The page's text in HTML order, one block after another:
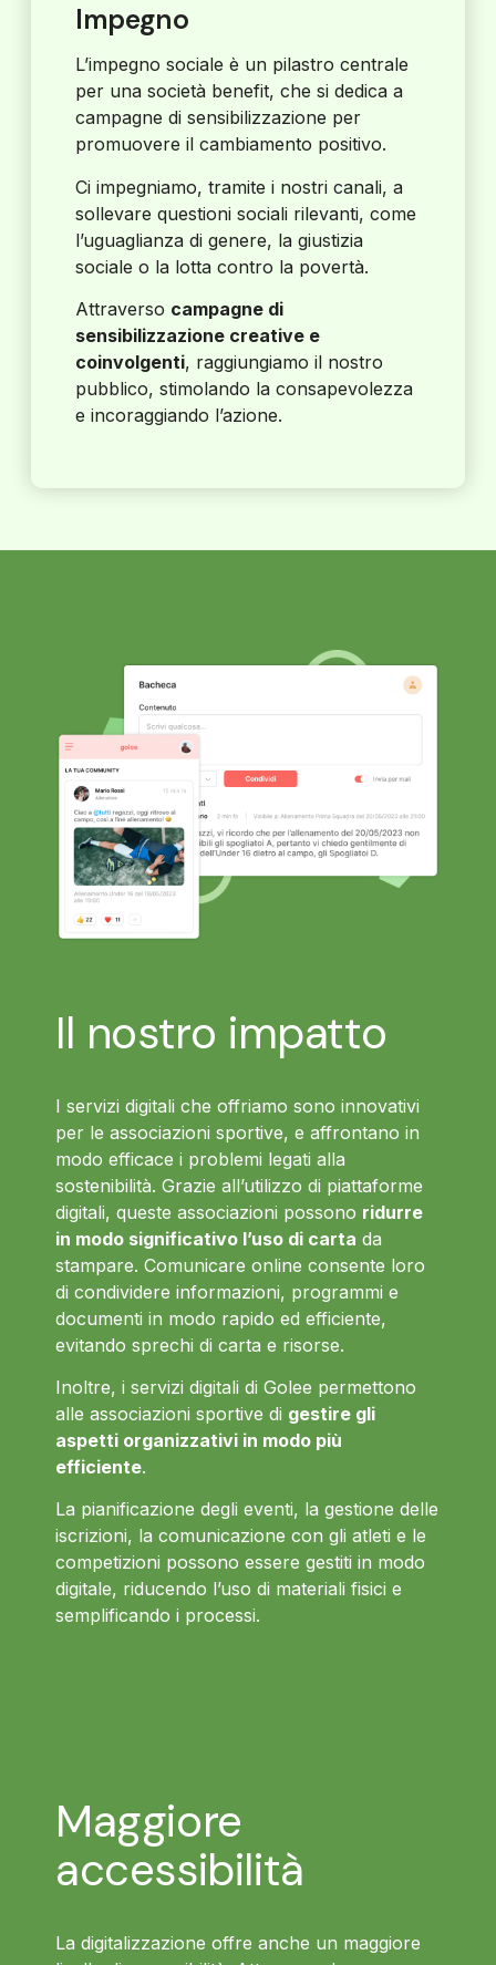
Impegno
L’impegno sociale è un pilastro centrale
per una società benefit, che si dedica a
campagne di sensibilizzazione per
promuovere il cambiamento positivo.
Ci impegniamo, tramite i nostri canali, a
sollevare questioni sociali rilevanti, come
l’uguaglianza di genere, la giustizia
sociale o la lotta contro la povertà.
Attraverso campagne di
sensibilizzazione creative e
coinvolgenti, raggiungiamo il nostro
pubblico, stimolando la consapevolezza
e incoraggiando l’azione.
Il nostro impatto
I servizi digitali che offriamo sono innovativi
per le associazioni sportive, e affrontano in
modo efficace i problemi legati alla
sostenibilità. Grazie all’utilizzo di piattaforme
digitali, queste associazioni possono ridurre
in modo significativo l’uso di carta da
stampare. Comunicare online consente loro
di condividere informazioni, programmi e
documenti in modo rapido ed efficiente,
evitando sprechi di carta e risorse.
Inoltre, i servizi digitali di Golee permettono
alle associazioni sportive di gestire gli
aspetti organizzativi in modo più
efficiente.
La pianificazione degli eventi, la gestione delle
iscrizioni, la comunicazione con gli atleti e le
competizioni possono essere gestiti in modo
digitale, riducendo l’uso di materiali fisici e
semplificando i processi.
Maggiore
accessibilità
La digitalizzazione offre anche un maggiore